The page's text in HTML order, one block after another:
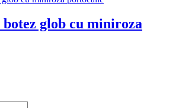
glob cu miniroza